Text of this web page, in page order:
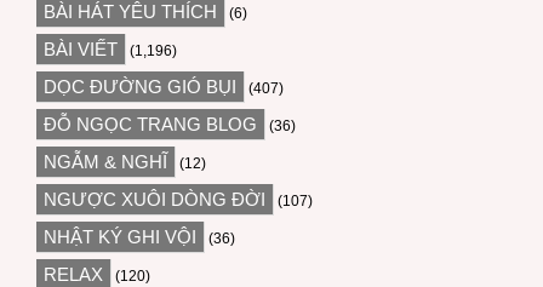
BÀI HÁT YÊU THÍCH (6)
BÀI VIẾT (1,196)
DỌC ĐƯỜNG GIÓ BỤI (407)
ĐỖ NGỌC TRANG BLOG (36)
NGẪM & NGHĨ (12)
NGƯỢC XUÔI DÒNG ĐỜI (107)
NHẬT KÝ GHI VỘI (36)
RELAX (120)